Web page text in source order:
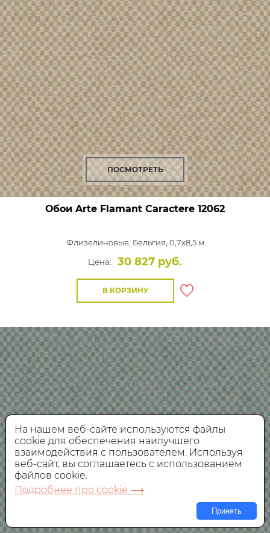
ПОСМОТРЕТЬ
Обои Arte Flamant Caractere 12062
Флизелиновые, Бельгия, 0,7x8,5 м
Цена:
30 827 руб.
В КОРЗИНУ
На нашем веб-сайте используются файлы
cookie для обеспечения наилучшего
взаимодействия с пользователем. Используя
веб-сайт, вы соглашаетесь с использованием
файлов cookie.
Подробнее про cookie ⟶
Принять